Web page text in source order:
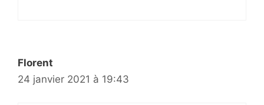
Florent
24 janvier 2021 à 19:43